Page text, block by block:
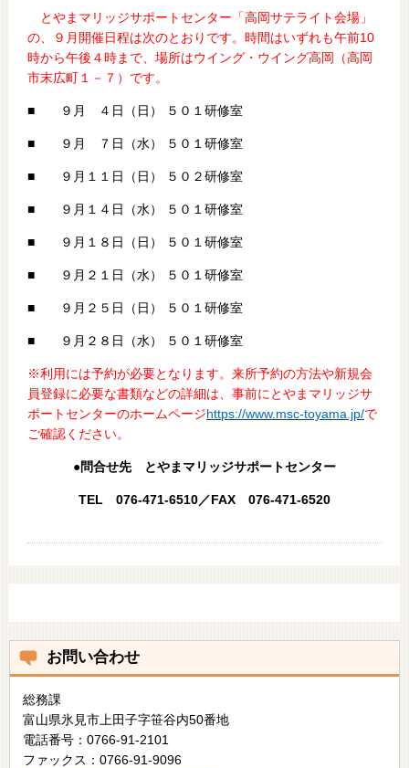
とやまマリッジサポートセンター「高岡サテライト会場」
の、９ 月開催日程は次のとおりです。時間はいずれも午前10
時から午後４時まで、場所はウイング・ウイング高岡（高岡
市末広町１－７）です。
■ ９月 ４日（日） ５０１研修室
■ ９月 ７日（水） ５０１研修室
■ ９月１１日（日） ５０２研修室
■ ９月１４日（水） ５０１研修室
■ ９月１８日（日） ５０１研修室
■ ９月２１日（水） ５０１研修室
■ ９月２５日（日） ５０１研修室
■ ９月２８日（水） ５０１研修室
※利用には予約が必要となります。来所予約の方法や新規会
員登録に必要な書類などの詳細は、事前にとやまマリッジサ
ポートセンターのホームページhttps://www.msc-toyama.jp/で
ご確認ください。
●問合せ先 とやまマリッジサポートセンター
TEL 076-471-6510／FAX 076-471-6520
お問い合わせ
総務課
富山県氷見市上田子字笹谷内50番地
電話番号：0766-91-2101
ファックス：0766-91-9096